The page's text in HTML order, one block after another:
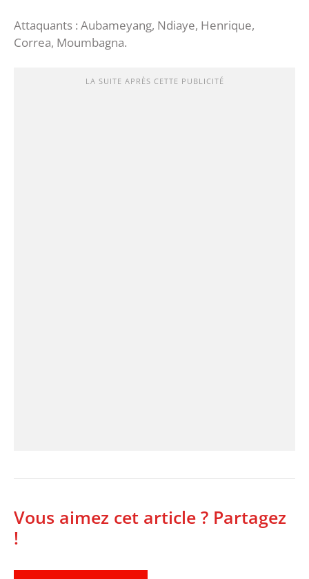
Attaquants : Aubameyang, Ndiaye, Henrique,
Correa, Moumbagna.
LA SUITE APRÈS CETTE PUBLICITÉ
Vous aimez cet article ? Partagez
!